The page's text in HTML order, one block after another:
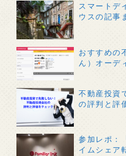
スマートデ
ウスの記事
おすすめの
ん）オーデ
不動産投資
の評判と評
参加レポ：
イムシェア